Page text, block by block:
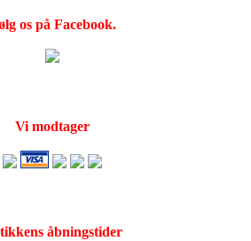
os på Facebook.
Vi modtager
åbningstider